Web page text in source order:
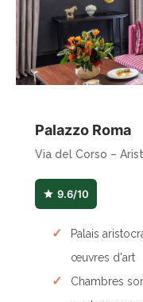
Palazzo Roma
Via del Corso –
9.6/10
Palais
œuvres d'art
Chambres